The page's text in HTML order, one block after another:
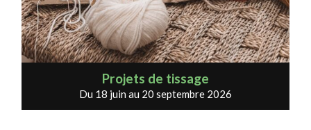
Projets de tissage
Du 18 juin au 20 septembre 2026